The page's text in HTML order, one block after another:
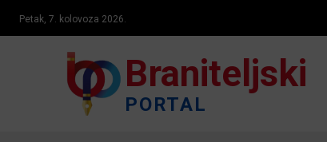
Petak, 7. kolovoza 2026.
Braniteljski
PORTAL